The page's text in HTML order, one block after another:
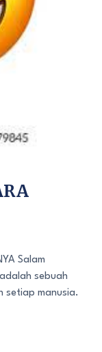
Salam
sebuah
setiap manusia.